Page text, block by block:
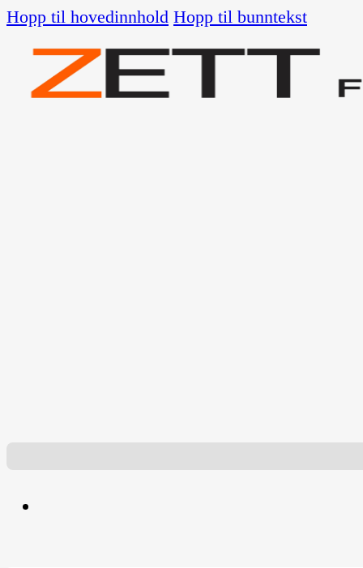
Hopp til hovedinnhold Hopp til bunntekst